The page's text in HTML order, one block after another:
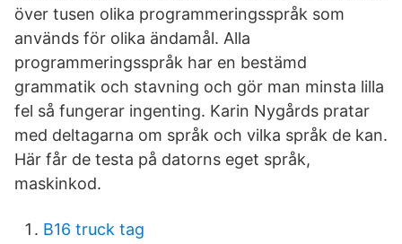
över tusen olika programmeringsspråk som
används för olika ändamål. Alla
programmeringsspråk har en bestämd
grammatik och stavning och gör man minsta lilla
fel så fungerar ingenting. Karin Nygårds pratar
med deltagarna om språk och vilka språk de kan.
Här får de testa på datorns eget språk,
maskinkod.
B16 truck tag